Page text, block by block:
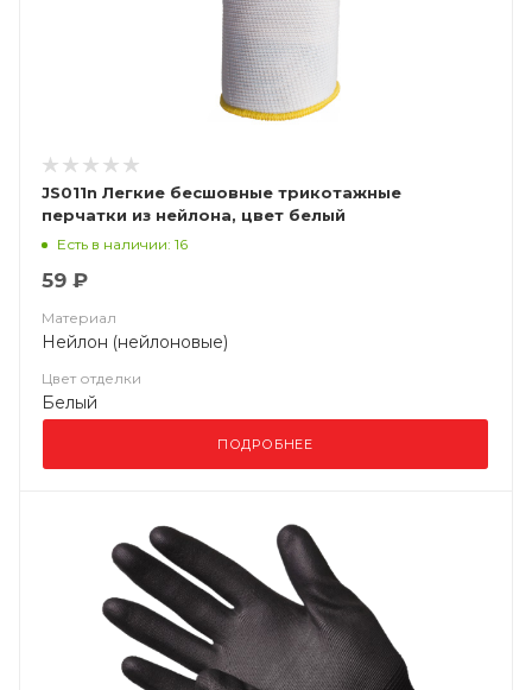
JS011n Легкие бесшовные трикотажные
перчатки из нейлона, цвет белый
Есть в наличии: 16
59 ₽
Материал
Нейлон (нейлоновые)
Цвет отделки
Белый
ПОДРОБНЕЕ